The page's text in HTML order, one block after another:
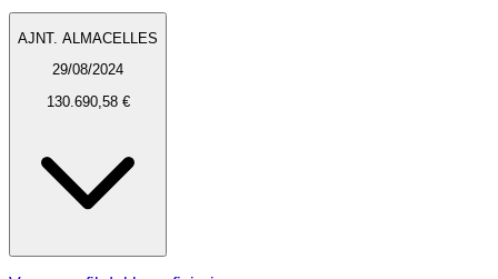
AJNT. ALMACELLES
29/08/2024
130.690,58 €